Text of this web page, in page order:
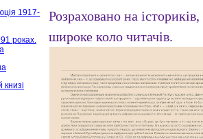
1917-
роках.
книзі
Розраховано на
широке коло читачів.